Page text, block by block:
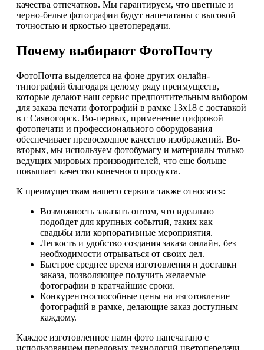
качества отпечатков. Мы гарантируем, что цветные и
черно-белые фотографии будут напечатаны с высокой
точностью и яркостью цветопередачи.
Почему выбирают ФотоПочту
ФотоПочта выделяется на фоне других онлайн-
типографий благодаря целому ряду преимуществ,
которые делают наш сервис предпочтительным выбором
для заказа печати фотографий в рамке 13х18 с доставкой
в г Саяногорск. Во-первых, применение цифровой
фотопечати и профессионального оборудования
обеспечивает превосходное качество изображений. Во-
вторых, мы используем фотобумагу и материалы только
ведущих мировых производителей, что еще больше
повышает качество конечного продукта.
К преимуществам нашего сервиса также относятся:
Возможность заказать оптом, что идеально
подойдет для крупных событий, таких как
свадьбы или корпоративные мероприятия.
Легкость и удобство создания заказа онлайн, без
необходимости отрываться от своих дел.
Быстрое среднее время изготовления и доставки
заказа, позволяющее получить желаемые
фотографии в кратчайшие сроки.
Конкурентноспособные цены на изготовление
фотографий в рамке, делающие заказ доступным
каждому.
Каждое изготовленное нами фото напечатано с